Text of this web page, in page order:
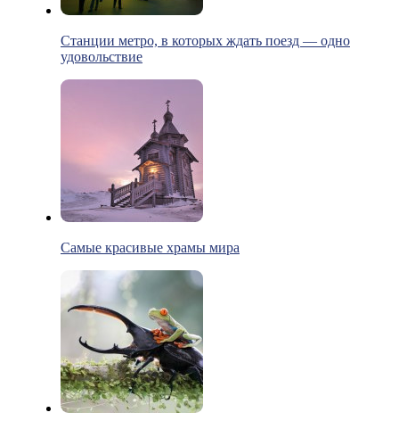
Станции метро, в которых ждать поезд — одно
удовольствие
Самые красивые храмы мира